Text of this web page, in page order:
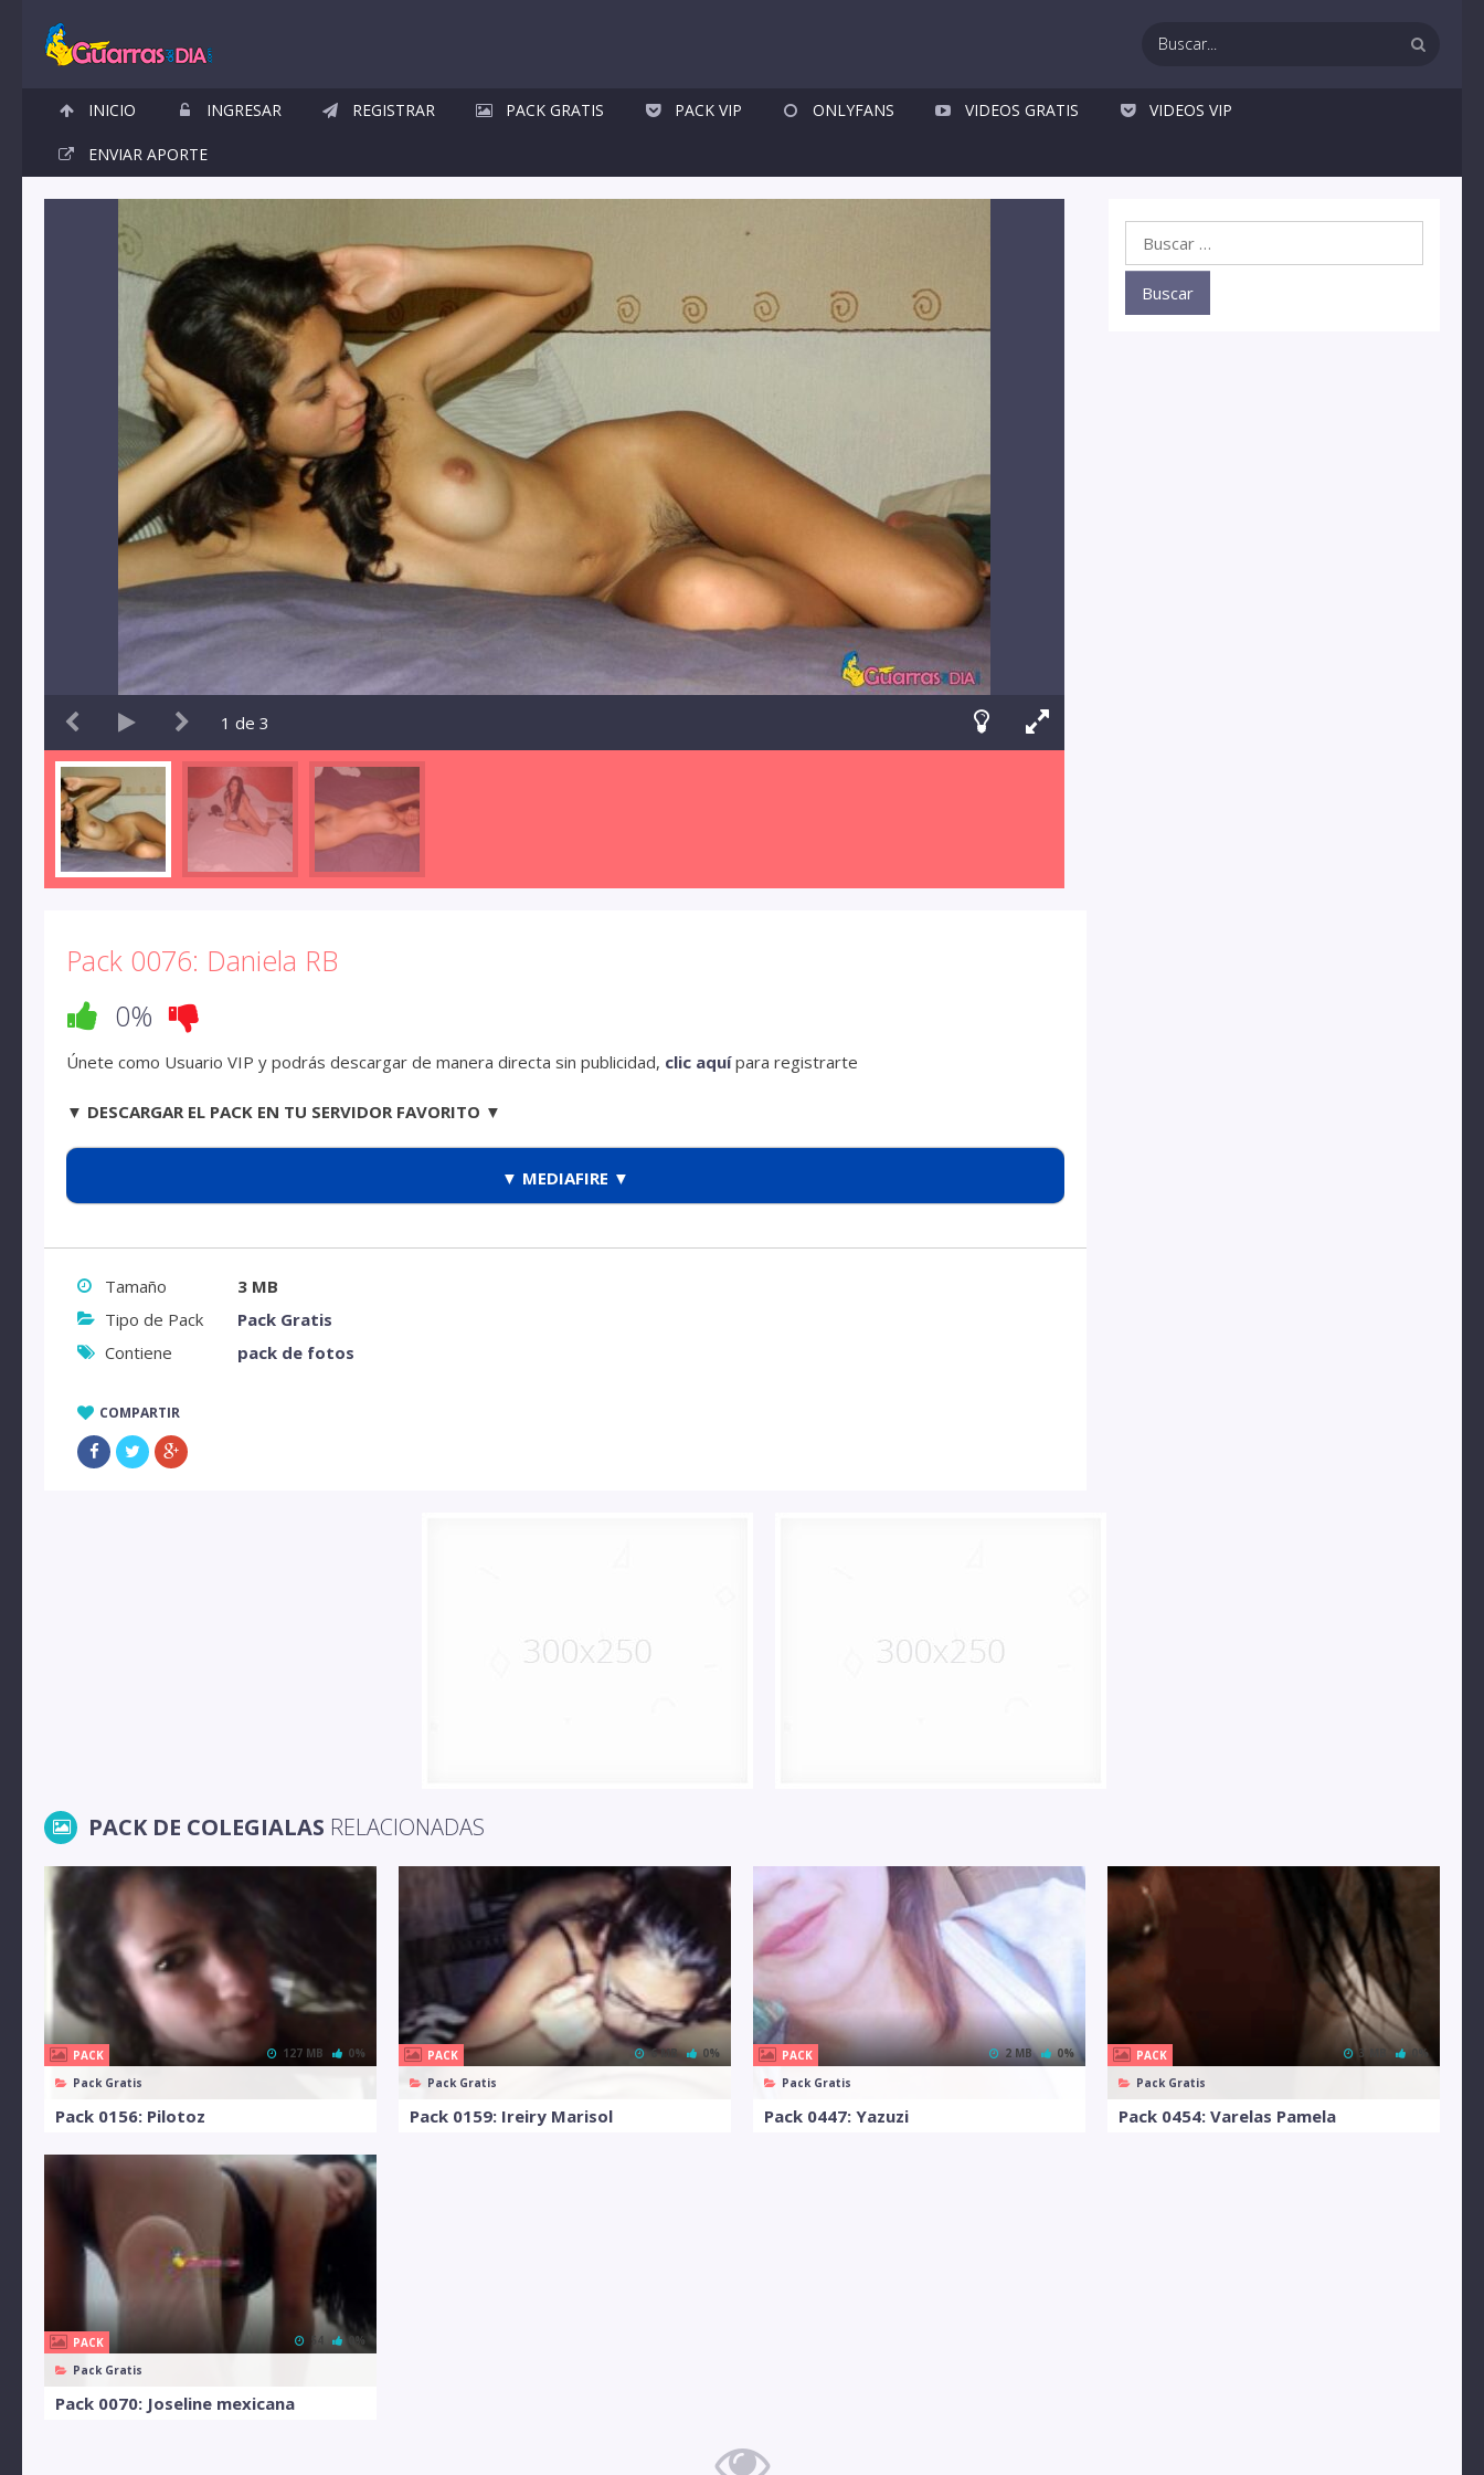
INICIO INGRESAR REGISTRAR PACK GRATIS PACK VIP ONLYFANS VIDEOS GRATIS VIDEOS VIP
ENVIAR APORTE
1 de 3
Pack 0076: Daniela RB
0%
Únete como Usuario VIP y podrás descargar de manera directa sin publicidad, clic aquípara registrarte
▼ DESCARGAR EL PACK EN TU SERVIDOR FAVORITO ▼
▼ MEDIAFIRE ▼
Tamaño
3 MB
Tipo de Pack
Pack Gratis
Contiene
pack de fotos
COMPARTIR
PACK DE COLEGIALAS RELACIONADAS
PACK
Pack Gratis
127 MB 0%
Pack 0156: Pilotoz
PACK
Pack Gratis
6 MB 0%
Pack 0159: Ireiry Marisol
PACK
Pack Gratis
2 MB 0%
Pack 0447: Yazuzi
PACK
Pack Gratis
3 MB 0%
Pack 0454: Varelas Pamela
PACK
Pack Gratis
54 0%
Pack 0070: Joseline mexicana